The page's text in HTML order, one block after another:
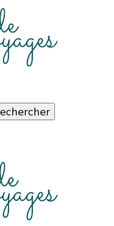
monde, des idées
les hôtelss